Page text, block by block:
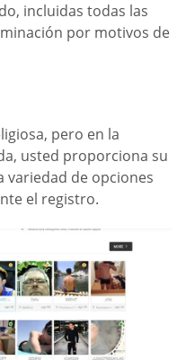
incluidas todas las
por motivos de
pero en la
usted proporciona su
variedad de opciones
el registro.